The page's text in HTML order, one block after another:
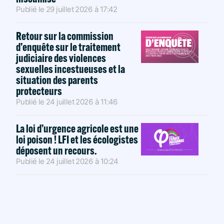
Publié le 29 juillet 2026 à 17:42
Retour sur la commission
d’enquête sur le traitement
judiciaire des violences
sexuelles incestueuses et la
situation des parents
protecteurs
Publié le 24 juillet 2026 à 11:46
La loi d’urgence agricole est une
loi poison ! LFI et les écologistes
déposent un recours.
Publié le 24 juillet 2026 à 10:24